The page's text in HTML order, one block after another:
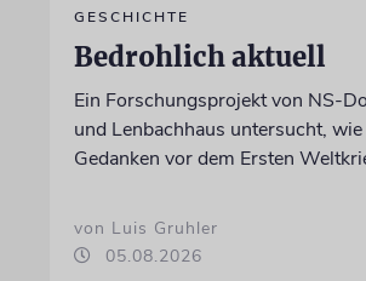
GESCHICHTE
Bedrohlich aktuell
Ein Forschungsprojekt von NS-
und Lenbachhaus untersucht,
Gedanken vor dem Ersten
von Luis Gruhler
05.08.2026